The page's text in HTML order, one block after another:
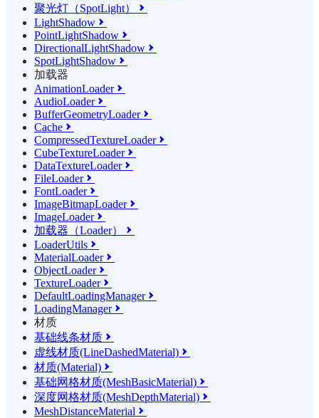
聚光灯（SpotLight） 
LightShadow 
PointLightShadow 
DirectionalLightShadow 
SpotLightShadow 
加载器
AnimationLoader
AudioLoader
BufferGeometryLoader
Cache 
CompressedTextureLoader
CubeTextureLoader
DataTextureLoader
FileLoader
FontLoader
ImageBitmapLoader
ImageLoader
加载器（Loader） 
LoaderUtils 
MaterialLoader
ObjectLoader
TextureLoader
DefaultLoadingManager
LoadingManager
材质
基础线条材质 
虚线材质(LineDashedMaterial) 
材质(Material) 
基础网格材质(MeshBasicMaterial) 
深度网格材质(MeshDepthMaterial) 
MeshDistanceMaterial 